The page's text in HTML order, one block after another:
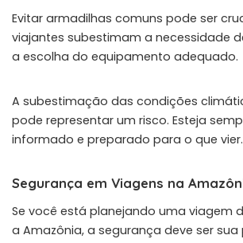
Evitar armadilhas comuns pode ser
viajantes subestimam a necessidade
a escolha do equipamento adequado.
A subestimação das condições
pode representar um risco. Esteja
informado e preparado para o que vier.
Segurança em Viagens na
Se você está planejando uma viagem
a Amazônia, a segurança deve ser sua